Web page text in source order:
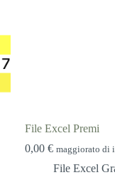
File Excel Premi
0,00 € maggiorato di
File Excel